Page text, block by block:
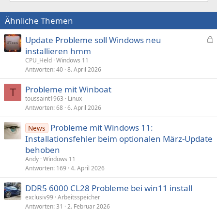
Ähnliche Themen
e
Update Probleme soll Windows neu
installieren hmm
CPU_Held Windows 11
Antworten 40 8. April 2026
T Probleme mit Winboat
toussaint1963
Linux
Antworten 68 6. April 2026
News
Probleme mit Windows 11:
Installationsfehler beim optionalen März-Update
behoben
Andy Windows 11
Antworten 169 4. April 2026
DDR5 6000 CL28 Probleme bei win11 install
exclusiv99 Arbeitsspeicher
Antworten 31 2. Februar 2026